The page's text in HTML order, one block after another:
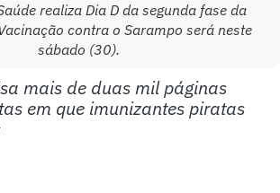
realiza Dia D da segunda fase da
contra o Sarampo será neste
sábado (30).
mais de duas mil páginas
em que imunizantes piratas